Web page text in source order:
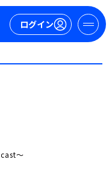
ログイン
～